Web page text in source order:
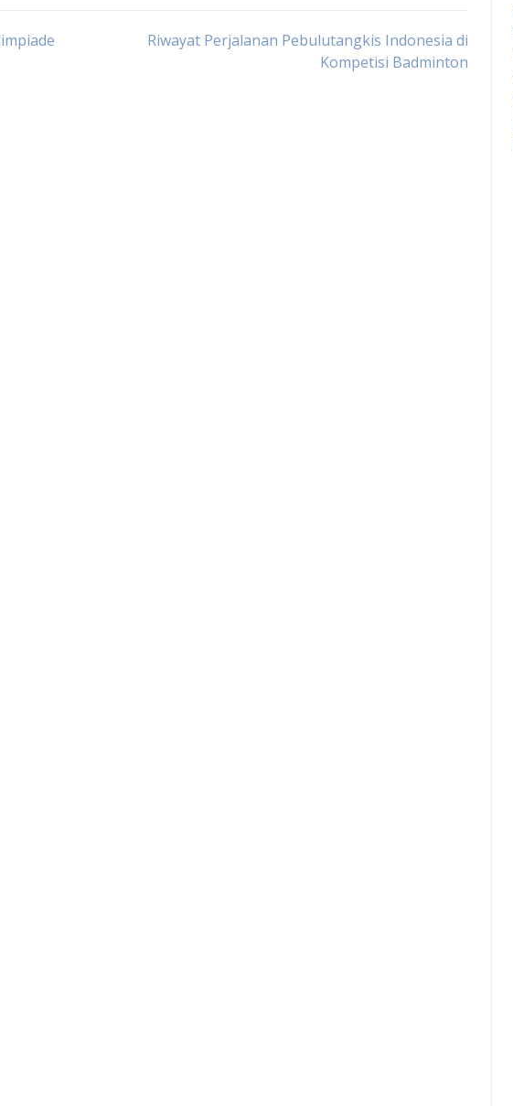
Riwayat Perjalanan Pebulutangkis Indonesia di
Kompetisi Badminton